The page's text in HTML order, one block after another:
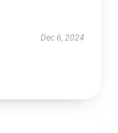
Dec 6, 2024